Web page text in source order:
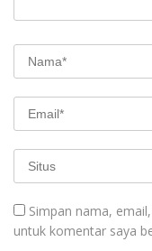
Simpan nama,
untuk komentar saya